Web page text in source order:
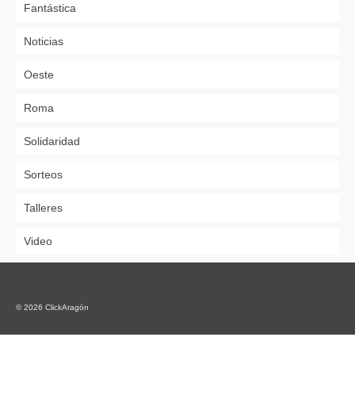
Fantástica
Noticias
Oeste
Roma
Solidaridad
Sorteos
Talleres
Video
© 2026 ClickAragón